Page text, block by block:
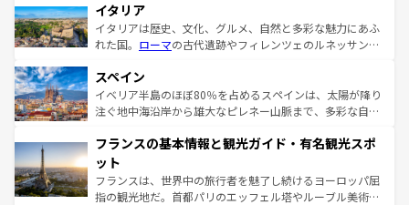
イタリア
イタリアは歴史、文化、グルメ、自然と多彩な魅力にあふ
れた国。 ローマの古代遺跡やフィレンツェのルネッサンス
ろん、トスカーナの美しい田園風景やアマルフィ海岸の絶
景など、自然景観も見逃せない。観光の合間には、本場の
ピザやパスタなど、絶品のイタリア料理を堪能することも
ませてくれるイタリアで、忘れられない旅をしてみよう！
なお、新着のイタリア情報は
しい。
スペイン
イベリア半島のほぼ80％を占めるスペインは、太陽が降り
注ぐ地中海沿岸から雄大なピレネー山脈まで、多彩な自然
文化が根付くこの国では、情熱的なフラメンコ、熱気あふ
れる闘牛、そして美味しいタパスが生活の一部となってい
る。首都マドリードの洗練された雰囲気や、バルセロナの
アートに溢れた街角から、地方では古代ローマ遺跡や中世
フランスの基本情報と観光ガイド・有名観光スポ
ット
フランスは、世界中の旅行者を魅了し続けるヨーロッパ屈
指の観光地だ。首都パリのエッフェル塔やルーブル美術館